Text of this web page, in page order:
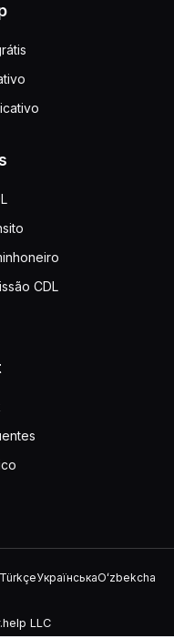
CDL
TürkçeУкраїнськаOʻzbekcha
LLC